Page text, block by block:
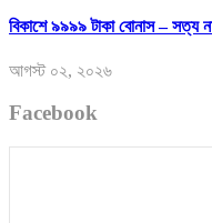
বিকাশে ৯৯৯৯ টাকা বোনাস – সত্য
আগস্ট ০২, ২০২৬
Facebook